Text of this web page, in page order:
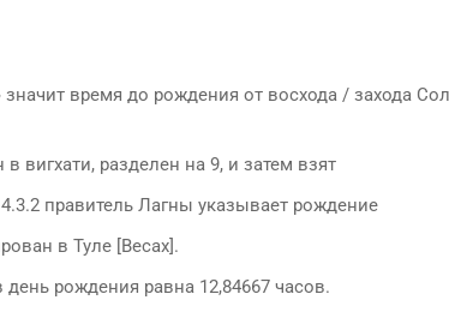
время до рождения от восхода / захода
вигхати, разделен на 9, и затем взят
правитель Лагны указывает рождение
в Туле [Весах].
рождения равна 12,84667 часов.